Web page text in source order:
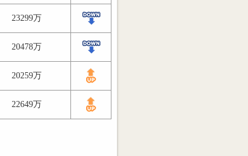
23299万
20478万
20259万
22649万